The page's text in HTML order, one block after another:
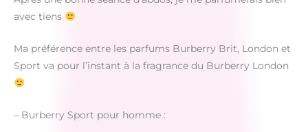
avec tiens
Ma préférence entre les parfums Burberry Brit, London et
Sport va pour l’instant à la fragrance du Burberry London
– Burberry Sport pour homme :